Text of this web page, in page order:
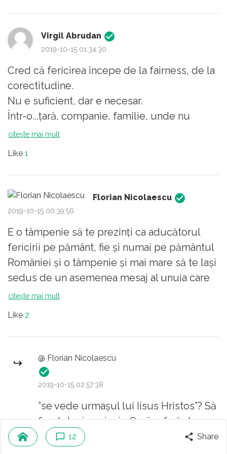
Virgil Abrudan
2019-10-15 01:34:30
Cred că fericirea începe de la fairness, de la
corectitudine.
Nu e suficient, dar e necesar.
Într-o...țară, companie, familie, unde nu
există corectitudine, e imposibil să creezi
Multe lucruri, dar primul e să nu poți lua mai
mult decât ceilalți de...zeci de ori. Nici măcar
de 10 ori.
citește mai mult
Like 1
Florian Nicolaescu
2019-10-15 00:39:56
E o tâmpenie să te prezinți ca aducătorul
fericirii pe pământ, fie și numai pe pământul
României și o tâmpenie și mai mare să te lași
sedus de un asemenea mesaj al unuia care
se vede urmașul lui Iisus Hristos.
citește mai mult
Like 2
@ Florian Nicolaescu
2019-10-15 02:57:38
”se vede urmașul lui Iisus Hristos”? Să
fim, totuși, serioși... Ce, în afară de
sloganul de campanie, ar îndreptăți o
12 Share